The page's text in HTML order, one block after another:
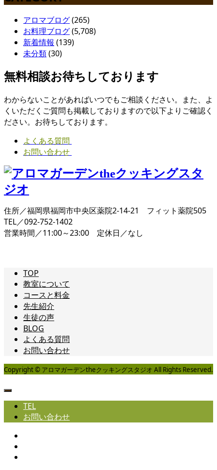
アロマブログ(265)
お料理ブログ(5,708)
新着情報 (139)
未分類(30)
無料相談お待ちしております
わからないことがあればいつでもご相談ください。また、よ
くいただくご質問も掲載しておりますので以下よりご確認く
ださい。お待ちしております。
よくある質問
お問い合わせ
住所／福岡県福岡市中央区薬院2-14-21 フィット薬院505
TEL／092-752-1402
営業時間／11:00～23:00 定休日／なし
TOP
教室について
コースと料金
先生紹介
生徒の声
BLOG
よくある質問
お問い合わせ
Copyright © アロマガーデンtheクッキングスタジオ All Rights Reserved.
TEL
お問い合わせ